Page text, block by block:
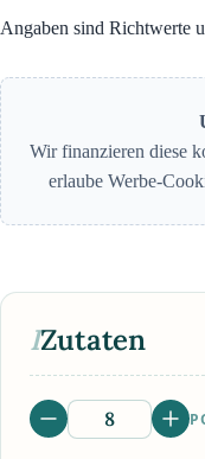
Angaben sind Richtwerte
Wir finanzieren diese
erlaube Werbe-
IZutaten